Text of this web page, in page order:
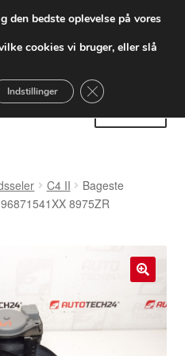
fra 55 kr.
forsendelse
C4 II
Bageste
8975ZR
den bedste oplevelse på vores
cookies vi bruger, eller slå
Indstillinger Close GDPR